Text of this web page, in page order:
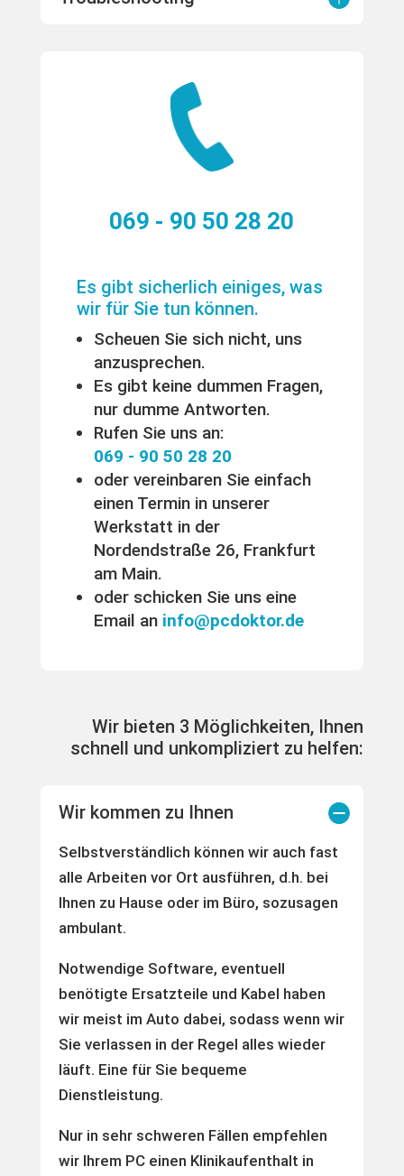
069 - 90 50 28 20
Es gibt sicherlich einiges, was
wir für Sie tun können.
Scheuen Sie sich nicht, uns
anzusprechen.
Es gibt keine dummen Fragen,
nur dumme Antworten.
Rufen Sie uns an:
069 - 90 50 28 20
oder vereinbaren Sie einfach
einen Termin in unserer
Werkstatt in der
Nordendstraße 26, Frankfurt
am Main.
oder schicken Sie uns eine
Email an info@pcdoktor.de
Wir bieten 3 Möglichkeiten, Ihnen
schnell und unkompliziert zu helfen:
Wir kommen zu Ihnen
Selbstverständlich können wir auch fast
alle Arbeiten vor Ort ausführen, d.h. bei
Ihnen zu Hause oder im Büro, sozusagen
ambulant.
Notwendige Software, eventuell
benötigte Ersatzteile und Kabel haben
wir meist im Auto dabei, sodass wenn wir
Sie verlassen in der Regel alles wieder
läuft. Eine für Sie bequeme
Dienstleistung.
Nur in sehr schweren Fällen empfehlen
wir Ihrem PC einen Klinikaufenthalt in